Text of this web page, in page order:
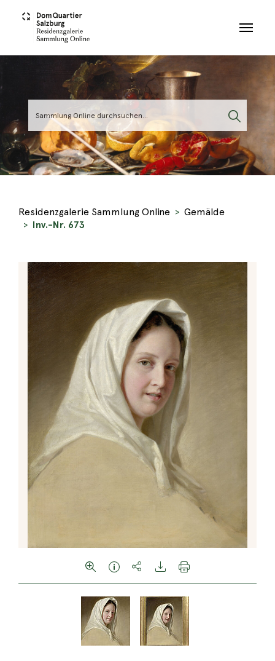
Residenzgalerie Sammlung Online
Gemälde
Inv.-Nr. 673